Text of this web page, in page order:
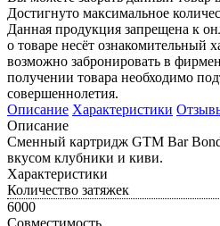
Достигнуто максимальное
Данная продукция запрещена к
о товаре несёт ознакомительный
возможно забронировать в
получении товара необходимо
совершеннолетия.
Описание Характеристики
Описание
Сменный картридж GTM Bar
вкусом клубники и киви.
Характеристики
Количество затяжек
6000
Совместимость